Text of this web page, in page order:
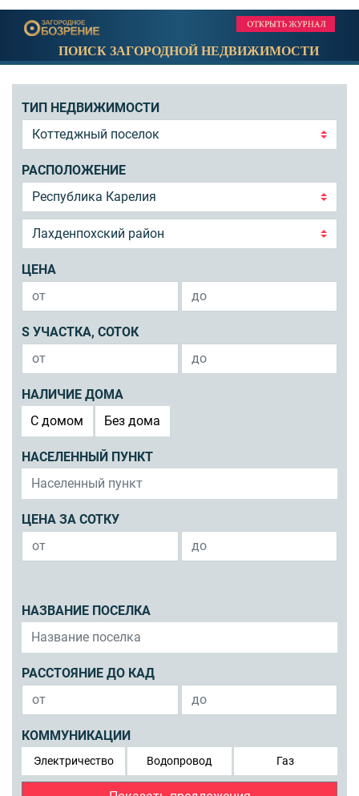
ПОИСК ЗАГОРОДНОЙ НЕДВИЖИМОСТИ
ТИП НЕДВИЖИМОСТИ
РАСПОЛОЖЕНИЕ
ЦЕНА
S УЧАСТКА, СОТОК
НАЛИЧИЕ ДОМА
C домом
Без дома
НАСЕЛЕННЫЙ ПУНКТ
ЦЕНА ЗА СОТКУ
НАЗВАНИЕ ПОСЕЛКА
РАССТОЯНИЕ ДО КАД
КОММУНИКАЦИИ
Электричество Водопровод Газ